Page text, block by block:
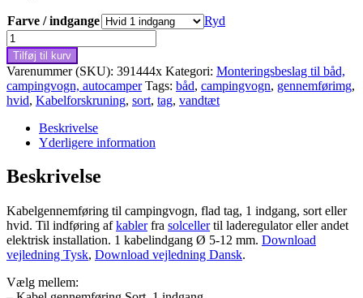
Farve / indgange
Ryd
Kabelgennemføring
til
campingvogn,
flad
tag,
1
indgang
antal
Tilføj til kurv
Varenummer (SKU): 391444x Kategori: Monteringsbeslag til båd,
campingvogn, autocamper Tags: båd, campingvogn, gennemførimg,
hvid, Kabelforskruning, sort, tag, vandtæt
Beskrivelse
Yderligere information
Beskrivelse
Kabelgennemføring til campingvogn, flad tag, 1 indgang, sort eller
hvid. Til indføring afkablerfra solcellertil laderegulator eller andet
elektrisk installation. 1 kabelindgang Ø 5-12 mm. Download
vejledning Tysk, Download vejledning Dansk.
Vælg mellem: